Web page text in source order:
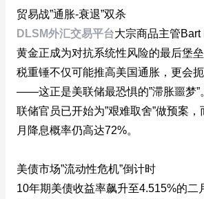
贸易战”通胀-衰退”双杀
DLSM外汇交易平台大宗商品主管Bart
黄金正成为对抗系统性风险的最后堡
税重锤不仅可能推高美国通胀，更会
——这正是美联储最恐惧的”滞胀噩梦”
联储官员已开始为”艰难取舍”做预案
月降息概率仍高达72%。
美债市场”流动性危机”倒计时
10年期美债收益率飙升至4.515%的二